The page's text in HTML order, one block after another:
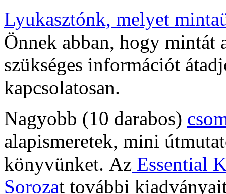
Lyukasztónk, melyet
Önnek abban, hogy mintát
szükséges információt
kapcsolatosan.
Nagyobb (10 darabos)
alapismeretek, mini
könyvünket. Az Essential
Sorozat további